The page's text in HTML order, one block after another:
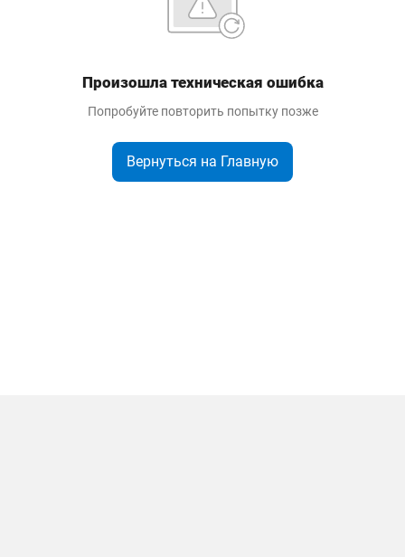
Произошла техническая ошибка
Попробуйте повторить попытку позже
Вернуться на Главную